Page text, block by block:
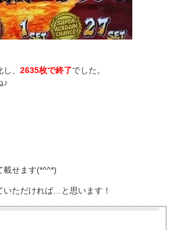
し、2635枚で終了でした。
♪
載せます(*^^*)
いただければ…と思います！